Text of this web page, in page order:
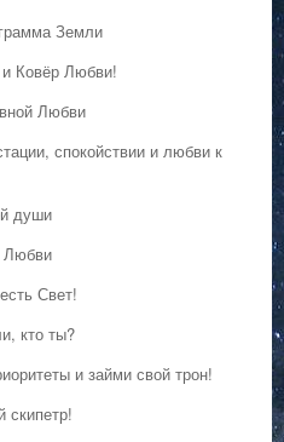
Земли
Ковёр Любви!
Любви
спокойствии и любви к
души
Любви
Свет!
кто ты?
и займи свой трон!
скипетр!